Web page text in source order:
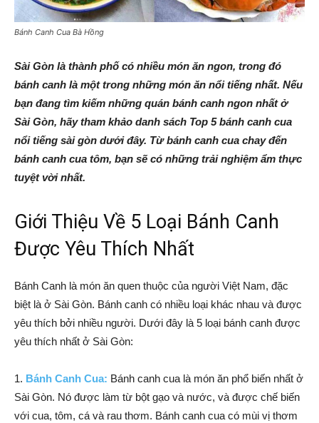
Bánh Canh Cua Bà Hồng
Sài Gòn là thành phố có nhiều món ăn ngon, trong đó
bánh canh là một trong những món ăn nổi tiếng nhất. Nếu
bạn đang tìm kiếm những quán bánh canh ngon nhất ở
Sài Gòn, hãy tham khảo danh sách Top 5 bánh canh cua
nổi tiếng sài gòn dưới đây. Từ bánh canh cua chay đến
bánh canh cua tôm, bạn sẽ có những trải nghiệm ẩm thực
tuyệt vời nhất.
Giới Thiệu Về 5 Loại Bánh Canh
Được Yêu Thích Nhất
Bánh Canh là món ăn quen thuộc của người Việt Nam, đặc
biệt là ở Sài Gòn. Bánh canh có nhiều loại khác nhau và được
yêu thích bởi nhiều người. Dưới đây là 5 loại bánh canh được
yêu thích nhất ở Sài Gòn:
1. Bánh Canh Cua: Bánh canh cua là món ăn phổ biến nhất ở
Sài Gòn. Nó được làm từ bột gạo và nước, và được chế biến
với cua, tôm, cá và rau thơm. Bánh canh cua có mùi vị thơm